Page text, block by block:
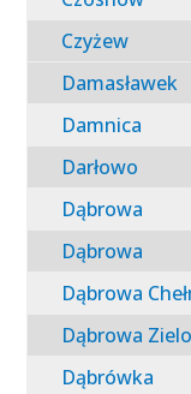
Czyżew
Damasławek
Damnica
Darłowo
Dąbrowa
Dąbrowa
Dąbrowa
Dąbrowa
Dąbrówka